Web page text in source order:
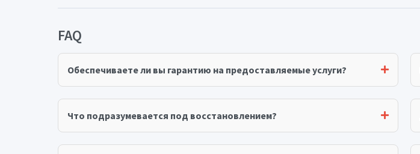
FAQ
Обеспечиваете ли вы гарантию на предоставляемые услуги?
Что подразумевается под восстановлением?